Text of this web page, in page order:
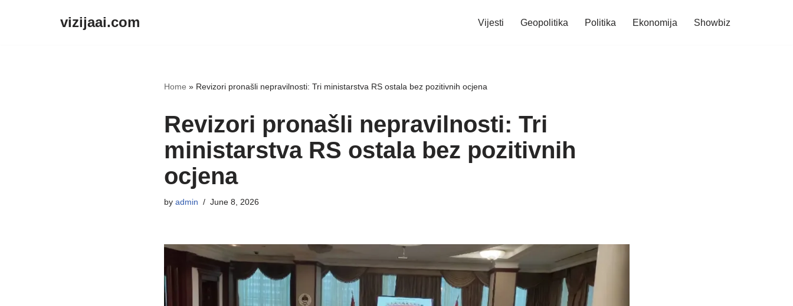
vizijaai.com Vijesti Geopolitika Politika Ekonomija Showbiz
Home » Revizori pronašli nepravilnosti: Tri ministarstva RS ostala bez pozitivnih ocjena
Revizori pronašli nepravilnosti: Tri
ministarstva RS ostala bez pozitivnih
ocjena
by admin June 8, 2026